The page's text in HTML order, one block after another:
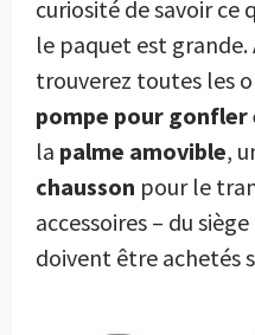
curiosité de savoir ce
le paquet est grande.
trouverez toutes les
pompe pour
la palme amovible,
chausson pour le
accessoires – du
doivent être achetés